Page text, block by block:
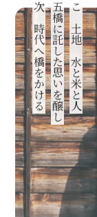
この土地の水と米と人
五橋に託した思いを醸し
次の時代へ橋をかける